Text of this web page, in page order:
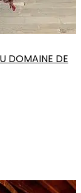
DOMAINE DE